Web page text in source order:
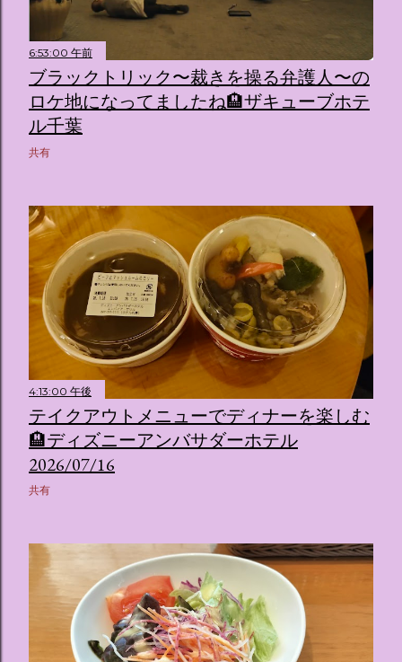
6:53:00 午前
ブラックトリック〜裁きを操る弁護人〜の
ロケ地になってましたね🏨ザキューブホテ
ル千葉
共有
4:13:00 午後
テイクアウトメニューでディナーを楽しむ
🏨ディズニーアンバサダーホテル
2026/07/16
共有